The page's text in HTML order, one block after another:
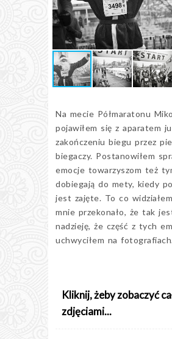
Na mecie Półmaratonu
pojawiłem się z aparatem
zakończeniu biegu przez
biegaczy. Postanowiłem
emocje towarzyszom też
dobiegają do mety, kiedy
jest zajęte. To co
mnie przekonało, że tak
nadzieję, że część z tych
uchwyciłem na
Kliknij, żeby zobaczyć
zdjęciami...